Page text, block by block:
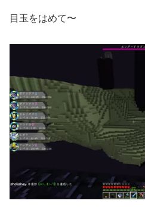
目玉をはめて〜